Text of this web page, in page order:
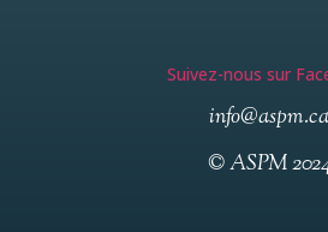
Suivez-nous sur
info@aspm.ca
© ASPM